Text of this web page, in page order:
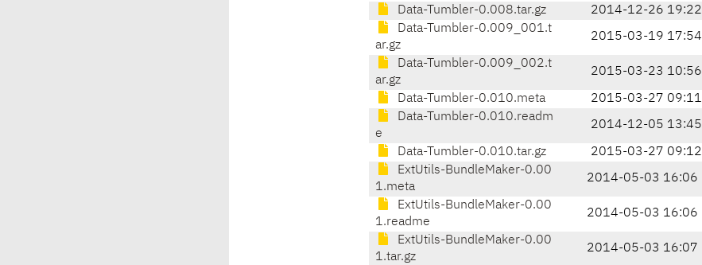
Data-Tumbler-0.008.tar.gz 2014-12-26 19:22
Data-Tumbler-0.009_001.t
ar.gz
2015-03-19 17:54
Data-Tumbler-0.009_002.t
ar.gz
2015-03-23 10:56
Data-Tumbler-0.010.meta 2015-03-27 09:11
Data-Tumbler-0.010.readm
e
2014-12-05 13:45
Data-Tumbler-0.010.tar.gz 2015-03-27 09:12
ExtUtils-BundleMaker-0.00
1.meta
2014-05-03 16:06
ExtUtils-BundleMaker-0.00
1.readme
2014-05-03 16:06
ExtUtils-BundleMaker-0.00
1.tar.gz
2014-05-03 16:07